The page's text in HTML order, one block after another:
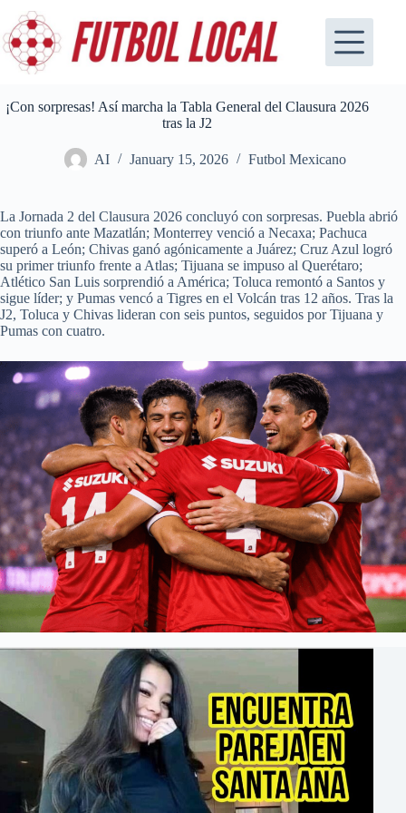
content
¡Con sorpresas! Así marcha la Tabla General del Clausura 2026
tras la J2
AI January 15, 2026 Futbol Mexicano
La Jornada 2 del Clausura 2026 concluyó con sorpresas. Puebla abrió
con triunfo ante Mazatlán; Monterrey venció a Necaxa; Pachuca
superó a León; Chivas ganó agónicamente a Juárez; Cruz Azul logró
su primer triunfo frente a Atlas; Tijuana se impuso al Querétaro;
Atlético San Luis sorprendió a América; Toluca remontó a Santos y
sigue líder; y Pumas vencó a Tigres en el Volcán tras 12 años. Tras la
J2, Toluca y Chivas lideran con seis puntos, seguidos por Tijuana y
Pumas con cuatro.